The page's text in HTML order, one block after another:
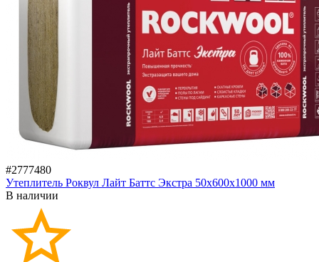
#2777480
Утеплитель Роквул Лайт Баттс Экстра 50х600х1000 мм
В наличии